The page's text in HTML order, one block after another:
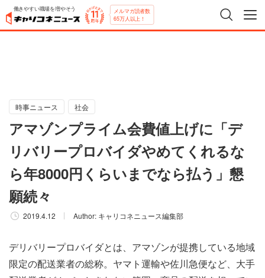
働きやすい職場を増やそう メルマガ読者数
65万人以上！
時事ニュース 社会
アマゾンプライム会費値上げに「デ
リバリープロバイダやめてくれるな
ら年8000円くらいまでなら払う」懇
願続々
2019.4.12 Author: キャリコネニュース編集部
デリバリープロバイダとは、アマゾンが提携している地域
限定の配送業者の総称。ヤマト運輸や佐川急便など、大手